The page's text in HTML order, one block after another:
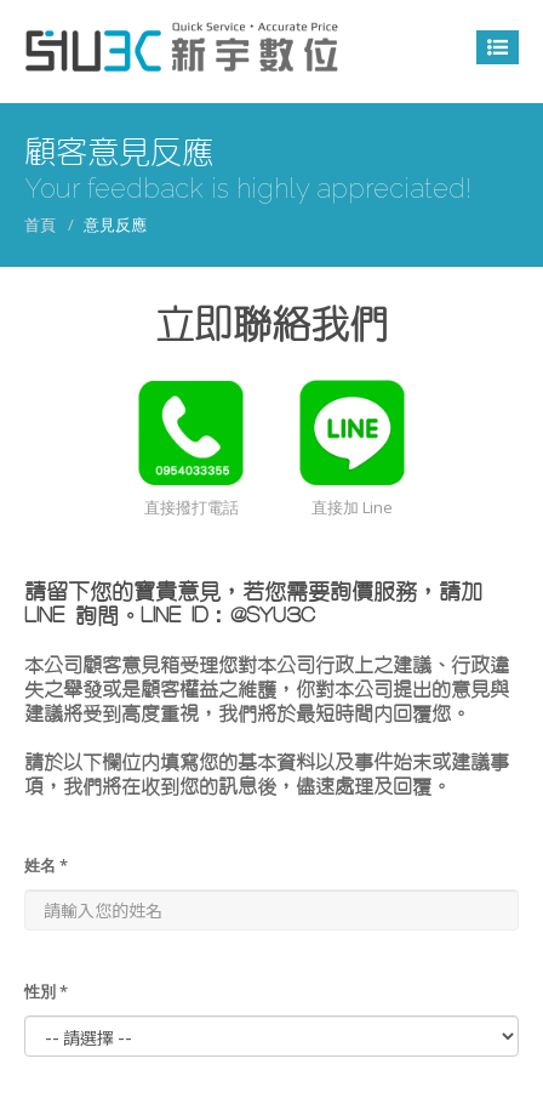
顧客意見反應
Your feedback is highly appreciated!
首頁 意見反應
立即聯絡我們
直接撥打電話 直接加 Line
請留下您的寶貴意見，若您需要詢價服務，請加
LINE 詢問。LINE ID：@SYU3C
本公司顧客意見箱受理您對本公司行政上之建議、行政違
失之舉發或是顧客權益之維護，你對本公司提出的意見與
建議將受到高度重視，我們將於最短時間內回覆您。
請於以下欄位內填寫您的基本資料以及事件始末或建議事
項，我們將在收到您的訊息後，儘速處理及回覆。
姓名 *
性別 *